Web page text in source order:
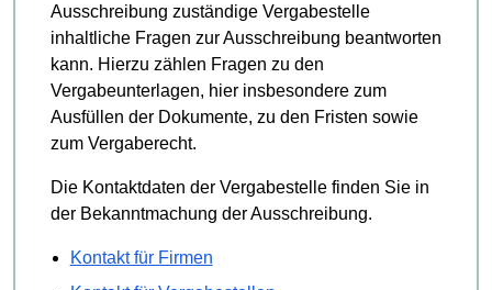
Ausschreibung zuständige Vergabestelle
inhaltliche Fragen zur Ausschreibung beantworten
kann. Hierzu zählen Fragen zu den
Vergabeunterlagen, hier insbesondere zum
Ausfüllen der Dokumente, zu den Fristen sowie
zum Vergaberecht.
Die Kontaktdaten der Vergabestelle finden Sie in
der Bekanntmachung der Ausschreibung.
Kontakt für Firmen